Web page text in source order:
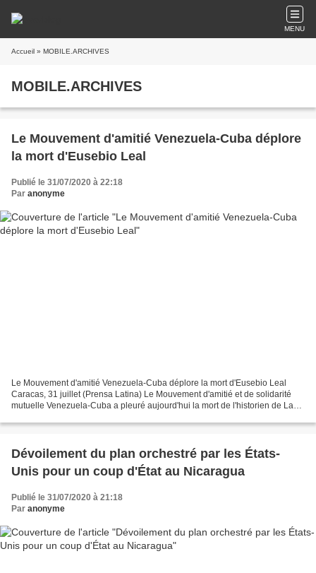
MENU
Accueil » MOBILE.ARCHIVES
MOBILE.ARCHIVES
Le Mouvement d'amitié Venezuela-Cuba déplore
la mort d'Eusebio Leal
Publié le 31/07/2020 à 22:18
Par anonyme
Le Mouvement d'amitié Venezuela-Cuba déplore la mort d'Eusebio Leal
Caracas, 31 juillet (Prensa Latina) Le Mouvement d'amitié et de solidarité
mutuelle Venezuela-Cuba a pleuré aujourd'hui la mort de l'historien de La
Dévoilement du plan orchestré par les États-
Unis pour un coup d'État au Nicaragua
Publié le 31/07/2020 à 21:18
Par anonyme